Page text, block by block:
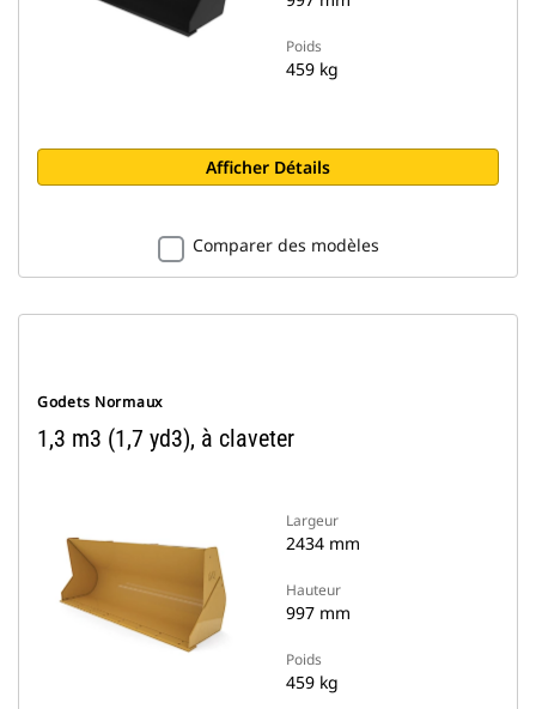
Poids
459 kg
Afficher Détails
Comparer des modèles
Godets Normaux
1,3 m3 (1,7 yd3), à claveter
Largeur
2434 mm
Hauteur
997 mm
Poids
459 kg